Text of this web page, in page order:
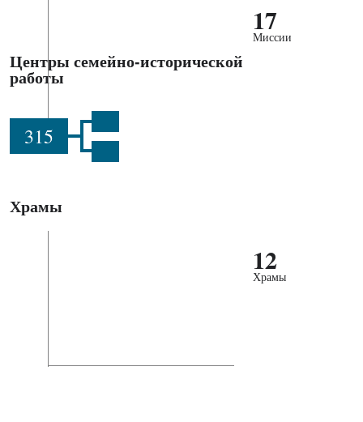
17
Миссии
Центры семейно-исторической
работы
315
Храмы
12
Храмы